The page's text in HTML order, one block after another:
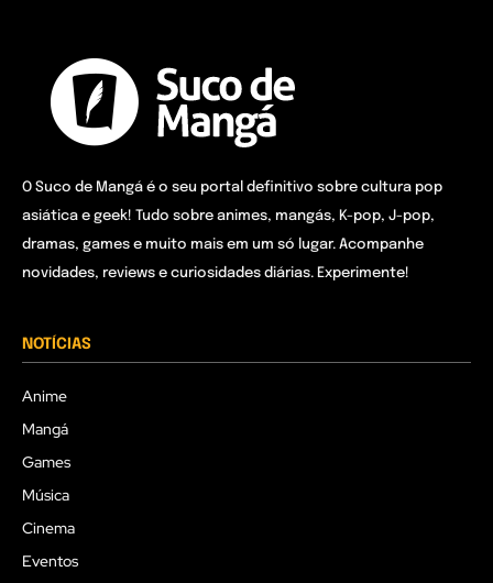
O Suco de Mangá é o seu portal definitivo sobre cultura pop
asiática e geek! Tudo sobre animes, mangás, K-pop, J-pop,
dramas, games e muito mais em um só lugar. Acompanhe
novidades, reviews e curiosidades diárias. Experimente!
NOTÍCIAS
Anime
Mangá
Games
Música
Cinema
Eventos